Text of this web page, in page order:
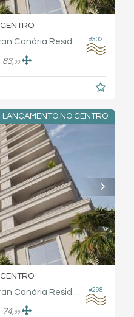
#302
CENTRO
Apartamento no Edifício Gran Canária Residence Jbl
83,00
LANÇAMENTO NO CENTRO
#298
CENTRO
Apartamento no Edifício Gran Canária Residence Jbl
74,00